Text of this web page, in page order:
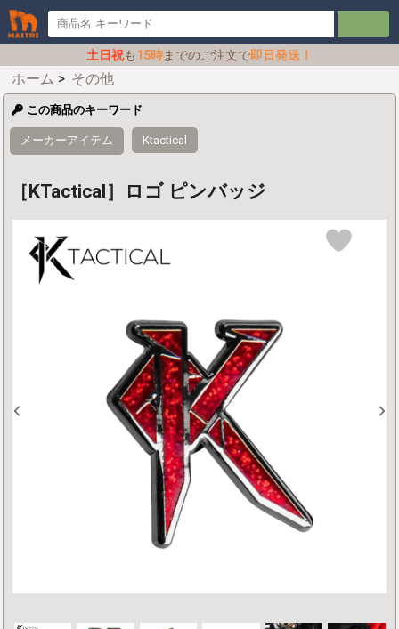
土日祝も15時までのご注文で即日発送！
ホーム > その他
この商品のキーワード
メーカーアイテム Ktactical
［KTactical］ロゴ ピンバッジ